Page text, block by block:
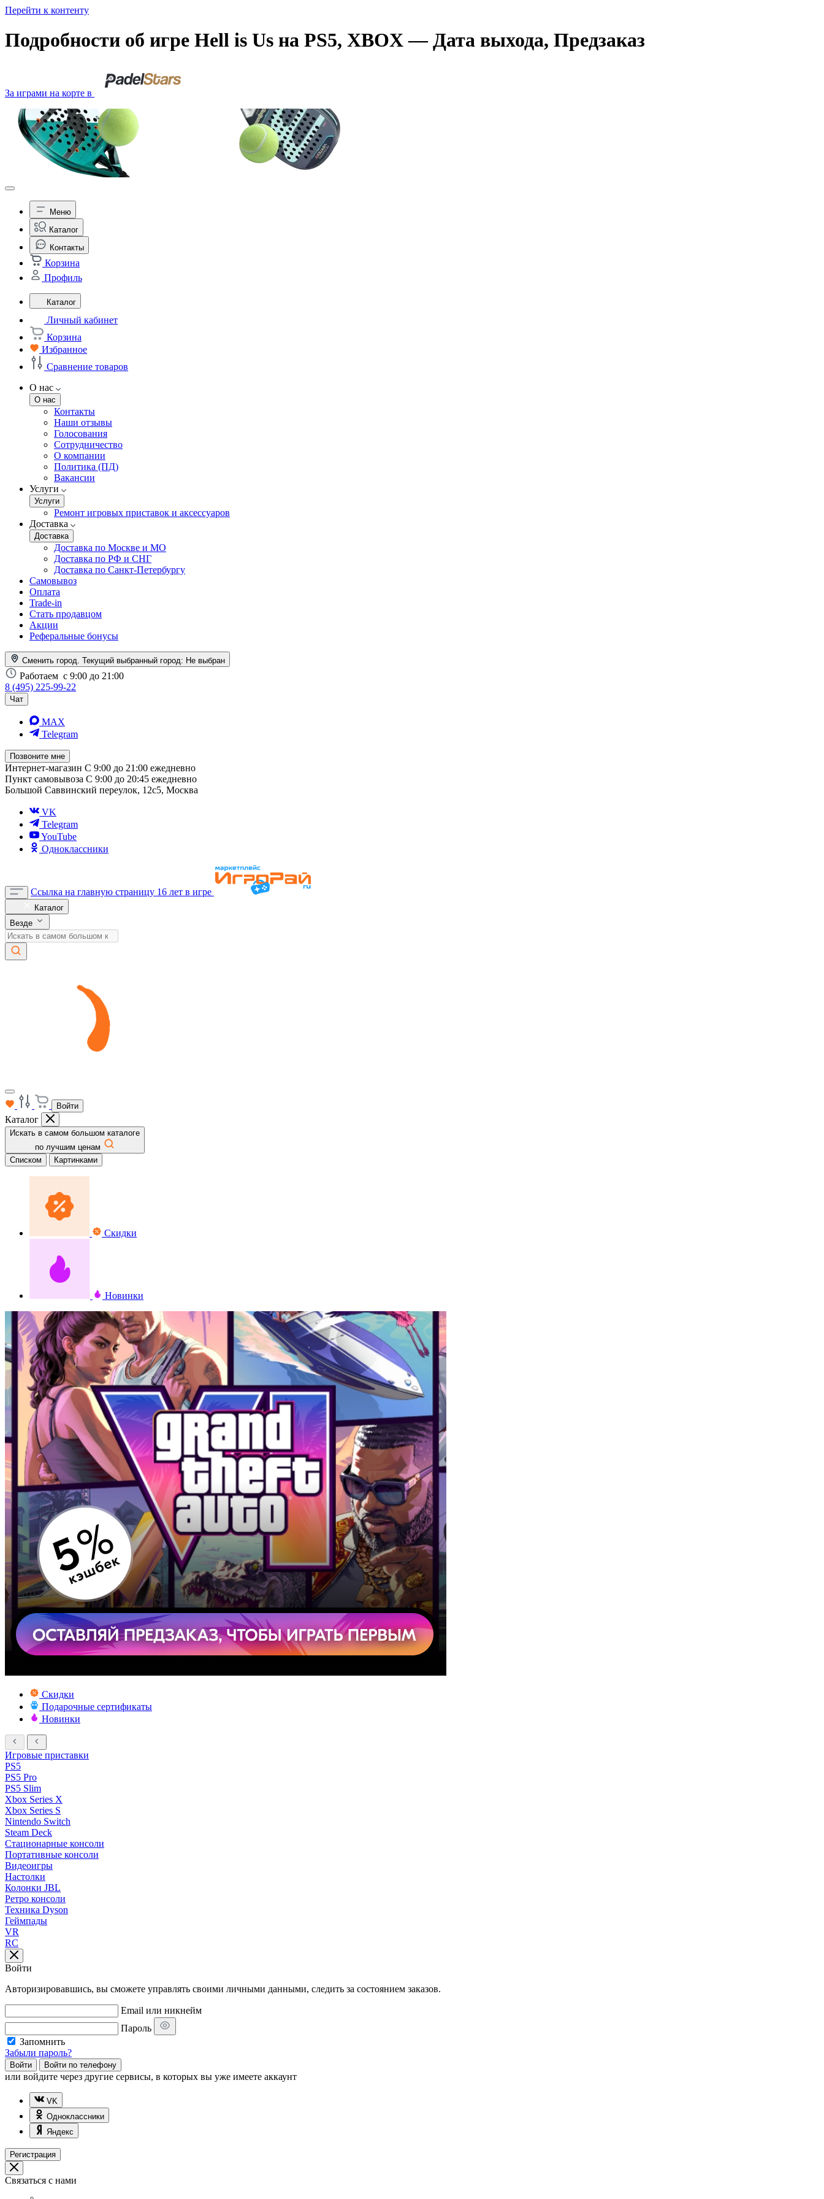
Перейти к контенту
Подробности об игре Hell is Us на PS5, XBOX — Дата выхода, Предзаказ
За играми на корте в
Меню
Каталог
Контакты
Корзина
Профиль
Каталог
Личный кабинет
Корзина
Избранное
Сравнение товаров
О нас
О нас
Контакты
Наши отзывы
Голосования
Сотрудничество
О компании
Политика (ПД)
Вакансии
Услуги
Услуги
Ремонт игровых приставок и аксессуаров
Доставка
Доставка
Доставка по Москве и МО
Доставка по РФ и СНГ
Доставка по Санкт-Петербургу
Самовывоз
Оплата
Trade-in
Стать продавцом
Акции
Реферальные бонусы
Сменить город. Текущий выбранный город: Не выбран
Работаем с 9:00 до 21:00
8 (495) 225-99-22
Чат
MAX
Telegram
Позвоните мне
Интернет-магазин С 9:00 до 21:00 ежедневно
Пункт самовывоза С 9:00 до 20:45 ежедневно
Большой Саввинский переулок, 12с5, Москва
VK
Telegram
YouTube
Одноклассники
Ссылка на главную страницу 16 лет в игре
Каталог
Везде
Войти
Каталог
Искать в самом большом каталоге
по лучшим ценам
Списком
Картинками
Скидки
Новинки
Скидки
Подарочные сертификаты
Новинки
Игровые приставки
PS5
PS5 Pro
PS5 Slim
Xbox Series X
Xbox Series S
Nintendo Switch
Steam Deck
Стационарные консоли
Портативные консоли
Видеоигры
Настолки
Колонки JBL
Ретро консоли
Техника Dyson
Геймпады
VR
RC
Войти
Авторизировавшись, вы сможете управлять своими личными данными, следить за состоянием заказов.
Email или никнейм
Пароль
Запомнить
Забыли пароль?
Войти Войти по телефону
или войдите через другие сервисы, в которых вы уже имеете аккаунт
VK
Одноклассники
Яндекс
Регистрация
Связаться с нами